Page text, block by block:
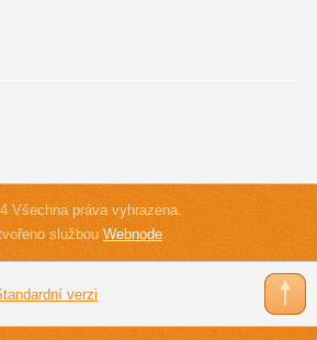
Všechna práva vyhrazena.
službouWebnode
verzi